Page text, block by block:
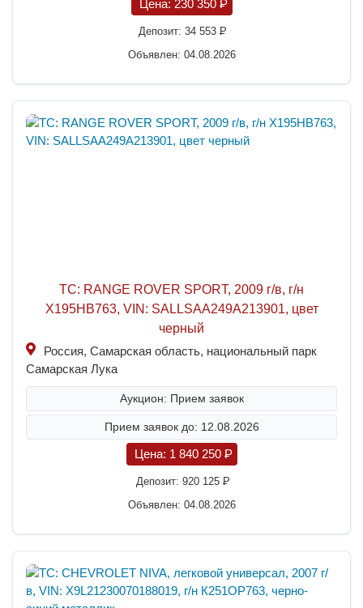
Цена: 230 350 P
Депозит: 34 553P
Объявлен: 04.08.2026
ТС: RANGE ROVER SPORT, 2009 г/в, г/н
X195HB763, VIN: SALLSAA249A213901, цвет
черный
Россия, Самарская область, национальный парк
Самарская Лука
Аукцион: Прием заявок
Прием заявок до: 12.08.2026
Цена: 1 840 250 P
Депозит: 920 125 P
Объявлен: 04.08.2026